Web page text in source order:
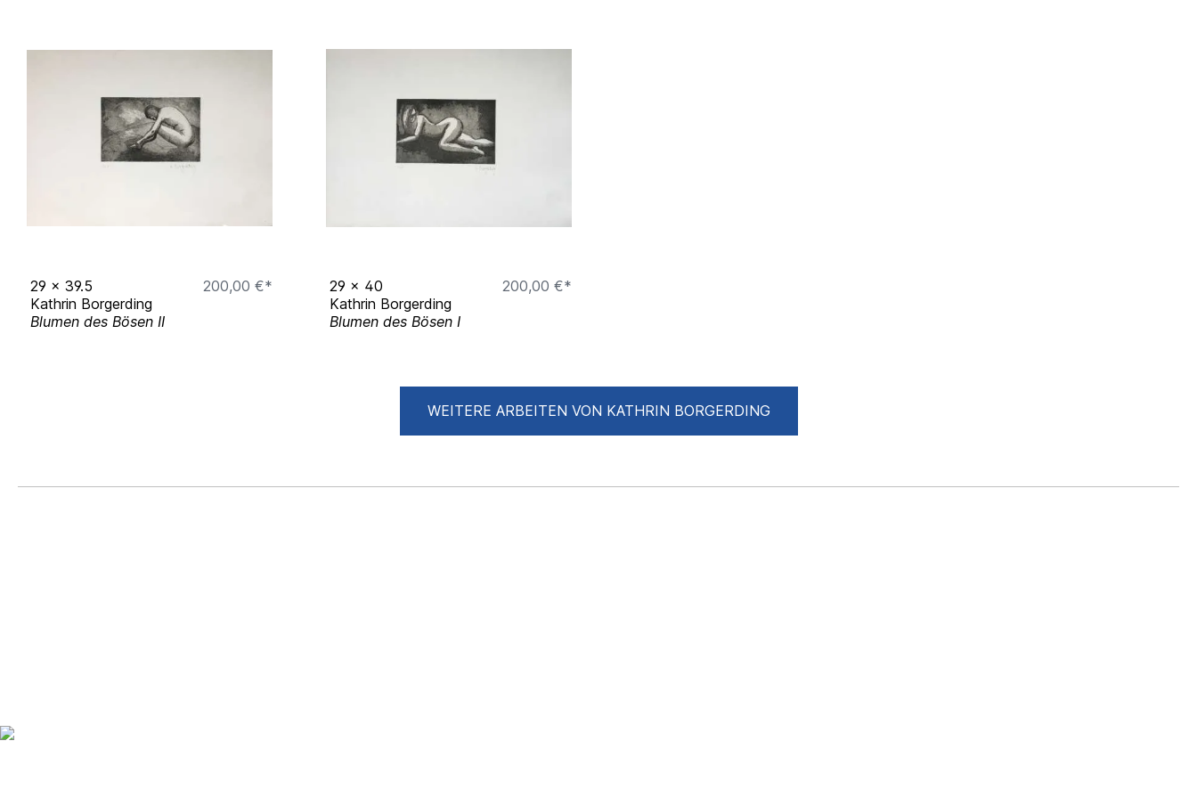
Deutschland
2018 "Haare Und Kunst" Mitarbeiterporträts Osnabrück, Deutschland
2019 "Geschichten Und Porträts" Caritas Osnabrück, Deutschland
29 x 39.5
200,00 €*
Kathrin Borgerding
Blumen des Bösen II
29 x 40
200,00 €*
Kathrin Borgerding
Blumen des Bösen I
WEITERE ARBEITEN VON KATHRIN BORGERDING